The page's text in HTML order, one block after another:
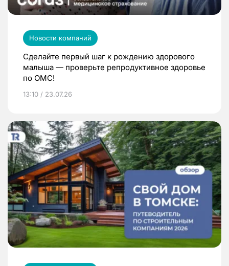
Новости компаний
Сделайте первый шаг к рождению здорового
малыша — проверьте репродуктивное здоровье
по ОМС!
13:10 / 23.07.26